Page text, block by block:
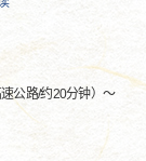
公路/约20分钟）～